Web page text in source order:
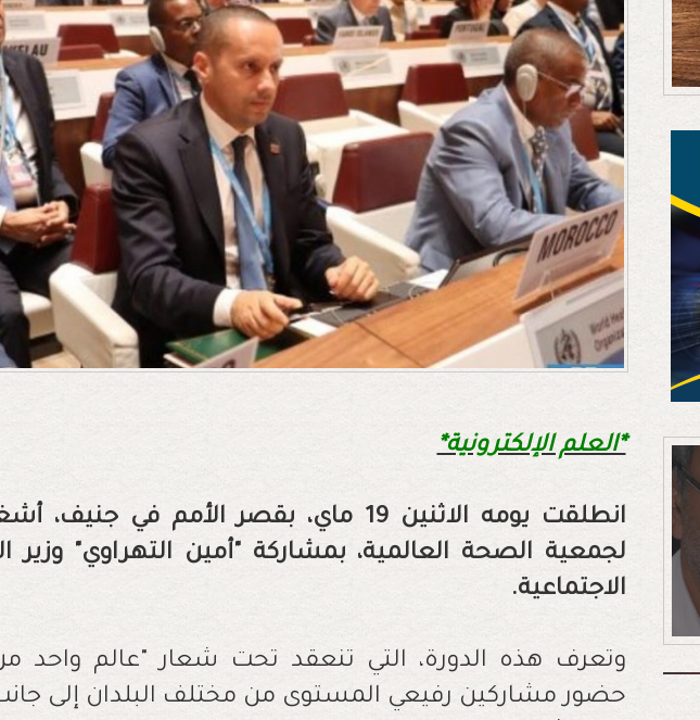
*العلم الإلكترونية*
لجمعية الصحة العالمية، بمشاركة "أمين التهراوي" وزير
الاجتماعية.
وتعرف هذه الدورة، التي تنعقد تحت شعار "عالم واحد
حضور مشاركين رفيعي المستوى من مختلف البلدان إلى جانب